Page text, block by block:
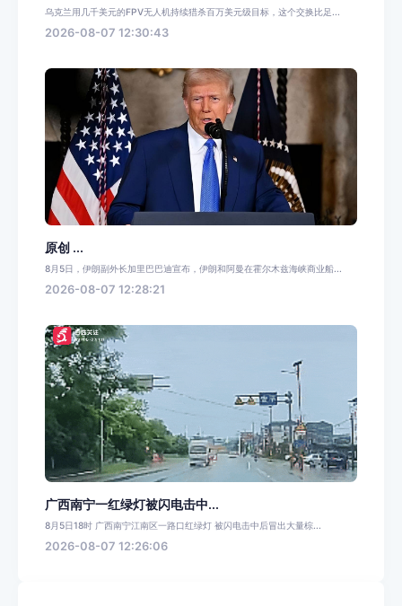
乌克兰用几千美元的FPV无人机持续猎杀百万美元级目标，这个交换比足...
2026-08-07 12:30:43
原创 ...
8月5日，伊朗副外长加里巴巴迪宣布，伊朗和阿曼在霍尔木兹海峡商业船...
2026-08-07 12:28:21
广西南宁一红绿灯被闪电击中...
8月5日18时 广西南宁江南区一路口红绿灯 被闪电击中后冒出大量棕...
2026-08-07 12:26:06